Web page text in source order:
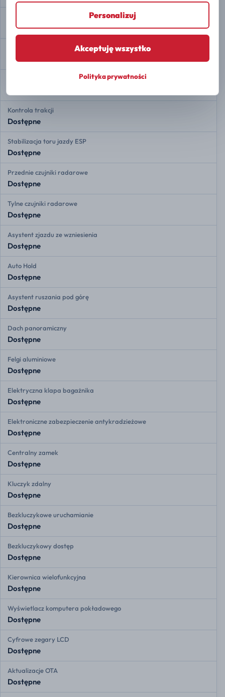
Przypomnienie o pasach bezpieczeństwa
Dostępne
Rozdział siły hamowania EBD
Dostępne
Kontrola trakcji
Dostępne
Stabilizacja toru jazdy ESP
Dostępne
Przednie czujniki radarowe
Dostępne
Tylne czujniki radarowe
Dostępne
Asystent zjazdu ze wzniesienia
Dostępne
Auto Hold
Dostępne
Asystent ruszania pod górę
Dostępne
Dach panoramiczny
Dostępne
Felgi aluminiowe
Dostępne
Elektryczna klapa bagażnika
Dostępne
Elektroniczne zabezpieczenie antykradzieżowe
Dostępne
Centralny zamek
Dostępne
Kluczyk zdalny
Dostępne
Bezkluczykowe uruchamianie
Dostępne
Bezkluczykowy dostęp
Dostępne
Kierownica wielofunkcyjna
Dostępne
Wyświetlacz komputera pokładowego
Dostępne
Cyfrowe zegary LCD
Dostępne
Aktualizacje OTA
Dostępne
Personalizuj
Akceptuję wszystko
Polityka prywatności